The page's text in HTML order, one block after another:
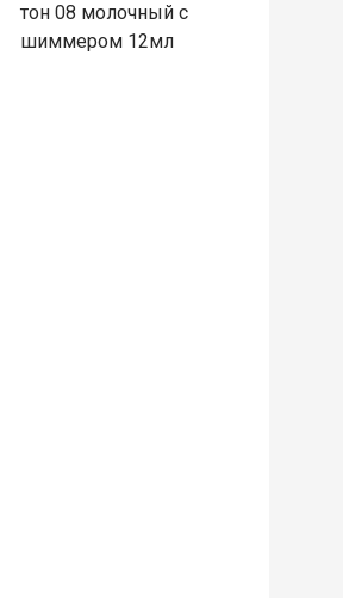
тон 08 молочный с
шиммером 12мл